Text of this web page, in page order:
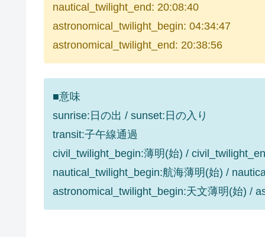
nautical_twilight_end: 20:08:40
astronomical_twilight_begin: 04:34:47
astronomical_twilight_end: 20:38:56
■意味
sunrise:日の出 / sunset:日の入り
transit:子午線通過
civil_twilight_begin:薄明(始) /
nautical_twilight_begin:航海薄明(始) /
astronomical_twilight_begin:天文薄明(始) /